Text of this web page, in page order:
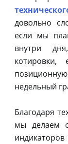
довольно
если мы
внутри
недельный
Благодаря
мы делаем